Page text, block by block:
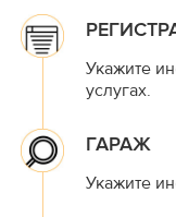
Укажите
услугах.
ГАРАЖ
Укажите